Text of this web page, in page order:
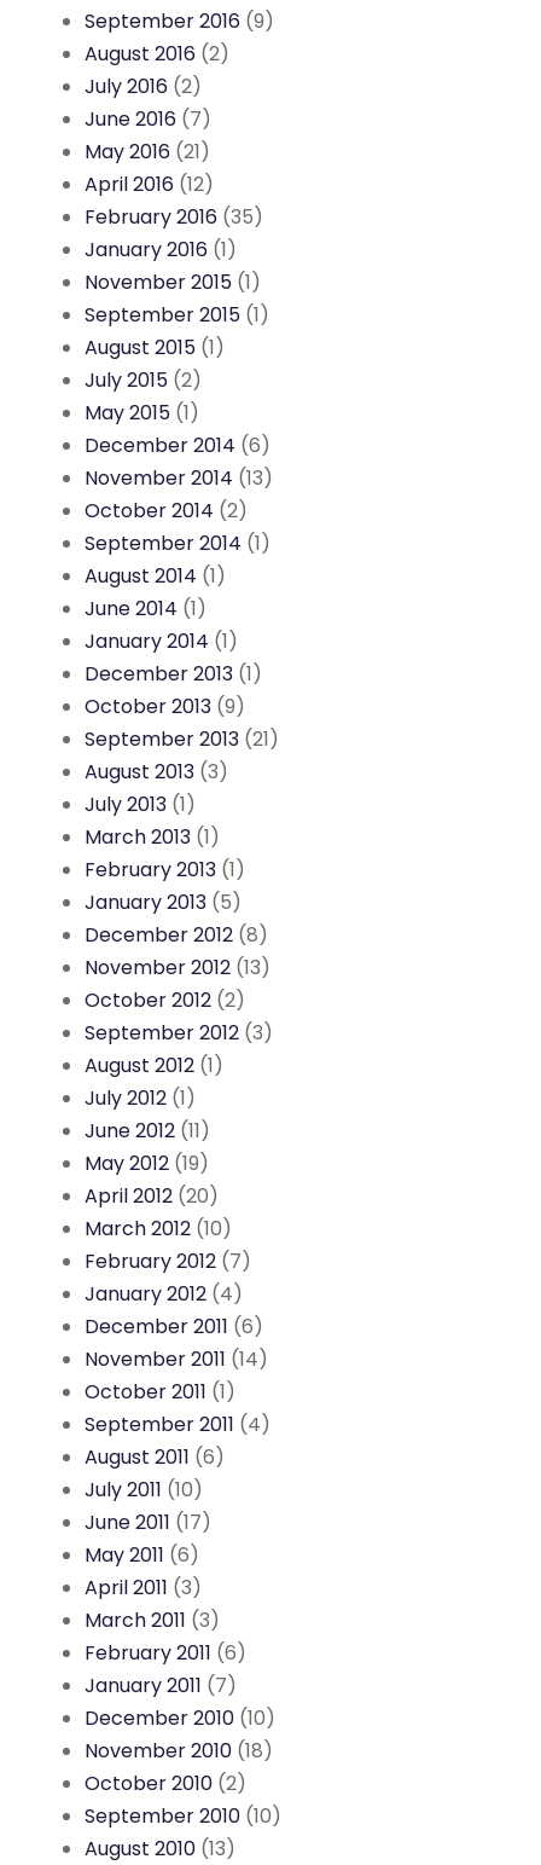
September 2016 (9)
August 2016 (2)
July 2016 (2)
June 2016 (7)
May 2016 (21)
April 2016 (12)
February 2016 (35)
January 2016 (1)
November 2015 (1)
September 2015 (1)
August 2015 (1)
July 2015 (2)
May 2015 (1)
December 2014 (6)
November 2014 (13)
October 2014 (2)
September 2014 (1)
August 2014 (1)
June 2014 (1)
January 2014 (1)
December 2013 (1)
October 2013 (9)
September 2013 (21)
August 2013 (3)
July 2013 (1)
March 2013 (1)
February 2013 (1)
January 2013 (5)
December 2012 (8)
November 2012 (13)
October 2012 (2)
September 2012 (3)
August 2012 (1)
July 2012 (1)
June 2012 (11)
May 2012 (19)
April 2012 (20)
March 2012 (10)
February 2012 (7)
January 2012 (4)
December 2011 (6)
November 2011 (14)
October 2011 (1)
September 2011 (4)
August 2011 (6)
July 2011 (10)
June 2011 (17)
May 2011 (6)
April 2011 (3)
March 2011 (3)
February 2011 (6)
January 2011 (7)
December 2010 (10)
November 2010 (18)
October 2010 (2)
September 2010 (10)
August 2010 (13)